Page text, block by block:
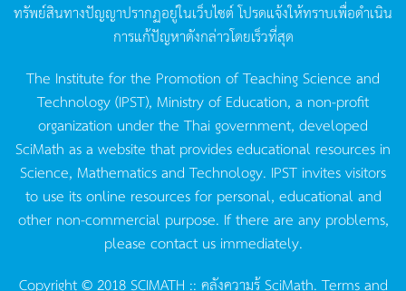
ทรัพย์สินทางปัญญาปรากฏอยู่ในเว็บไซต์โปรดแจ้งให้ทราบเพื่อดำเนิน
การแก้ปัญหาดังกล่าวโดยเร็วที่สุด
The Institute for the Promotion of Teaching Science and
Technology (IPST), Ministry of Education, a non-profit
organization under the Thai government, developed
SciMath as a website that provides educational resources in
Science, Mathematics and Technology. IPST invites visitors
to use its online resources for personal, educational and
other non-commercial purpose. If there are any problems,
please contact us immediately.
Copyright © 2018 SCIMATH :: คลังความรู้ SciMath.Terms and